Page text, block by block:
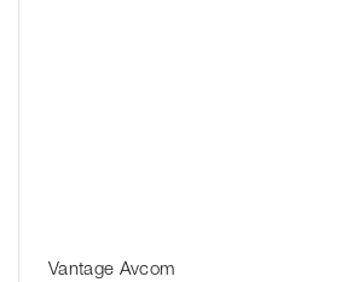
Vantage Avcom